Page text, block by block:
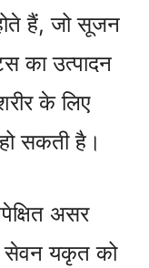
हैं, जो सूजन
का उत्पादन
के लिए
सकती है।
असर
सेवन यकृत को